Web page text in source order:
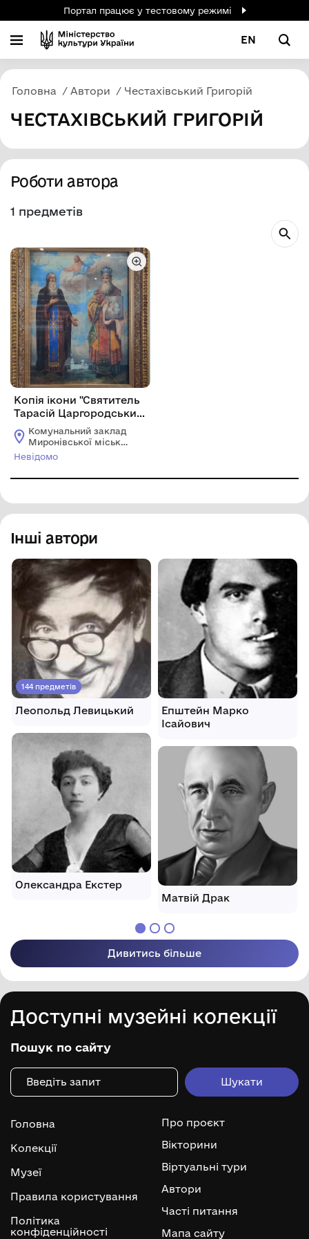
Портал працює у тестовому режимі
EN
Головна Автори Честахівський Григорій
ЧЕСТАХІВСЬКИЙ ГРИГОРІЙ
Роботи автора
1 предметів
Копія ікони "Святитель
Тарасій Царгородський
і преподобний Михаїл
Синайський". Автор
оригіналу:
Комунальний заклад
Миронівської міської
ради "Миронівський
краєзнавчий музей"
Невідомо
Інші автори
144 предметів
Леопольд Левицький
Олександра Екстер
Епштейн Марко
Ісайович
Матвій Драк
Дивитись більше
Доступні музейні колекції
Пошук по сайту
Головна
Колекції
Музеї
Правила користування
Політика
конфіденційності
Про проєкт
Вікторини
Віртуальні тури
Автори
Часті питання
Мапа сайту